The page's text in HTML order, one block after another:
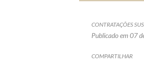
CONTRATAÇÕES
Publicado em 07
COMPARTILHAR